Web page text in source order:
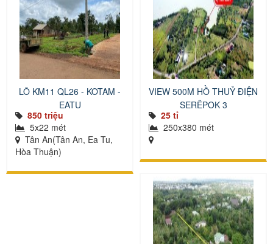
LÔ KM11 QL26 - KOTAM -
EATU
850 triệu
5x22 mét
Tân An(Tân An, Ea Tu,
Hòa Thuận)
VIEW 500M HỒ THUỶ ĐIỆN
SERÊPOK 3
25 tỉ
250x380 mét